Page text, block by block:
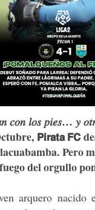
𝑐𝑜𝑛 𝑙𝑜𝑠 𝑝𝑖𝑒𝑠… 𝑦
𝗣𝗶𝗿𝗮𝘁𝗮 𝗙𝗖
Pero
del orgullo
arquero nacido